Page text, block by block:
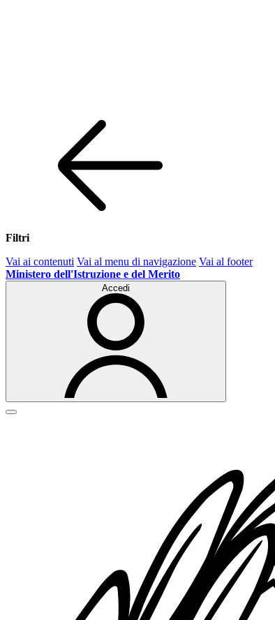
Filtri
Vai ai contenuti Vai al menu di navigazione Vai al footer
Ministero dell'Istruzione e del Merito
Accedi